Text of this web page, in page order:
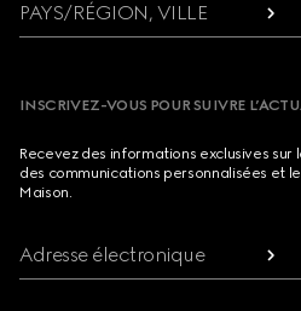
PAYS/RÉGION, VILLE
INSCRIVEZ-VOUS POUR SUIVRE
Recevez des informations exclusives
des communications personnalisées et
Maison.
Adresse électronique